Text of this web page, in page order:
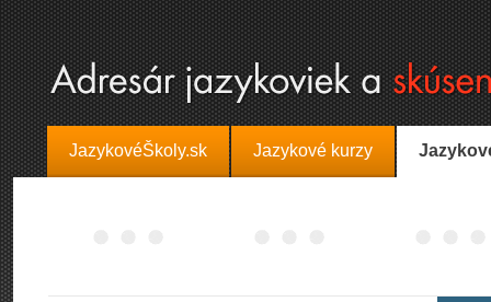
JazykovéŠkoly.sk Jazykové kurzy